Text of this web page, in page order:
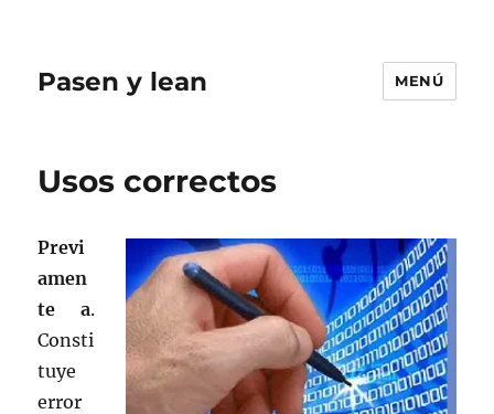
Pasen y lean MENÚ
Usos correctos
Previ
amen
te a.
Consti
tuye
error